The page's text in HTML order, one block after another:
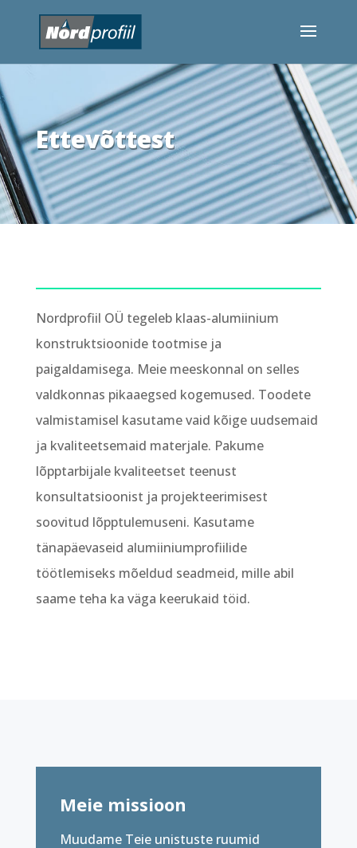
Ettevõttest
Nordprofiil OÜ tegeleb klaas-alumiinium
konstruktsioonide tootmise ja
paigaldamisega. Meie meeskonnal on selles
valdkonnas pikaaegsed kogemused. Toodete
valmistamisel kasutame vaid kõige uudsemaid
ja kvaliteetsemaid materjale. Pakume
lõpptarbijale kvaliteetset teenust
konsultatsioonist ja projekteerimisest
soovitud lõpptulemuseni. Kasutame
tänapäevaseid alumiiniumprofiilide
töötlemiseks mõeldud seadmeid, mille abil
saame teha ka väga keerukaid töid.
Meie missioon
Muudame Teie unistuste ruumid